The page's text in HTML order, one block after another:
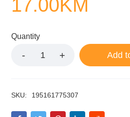
17.00KM
Quantity
Add
SKU: 195161775307